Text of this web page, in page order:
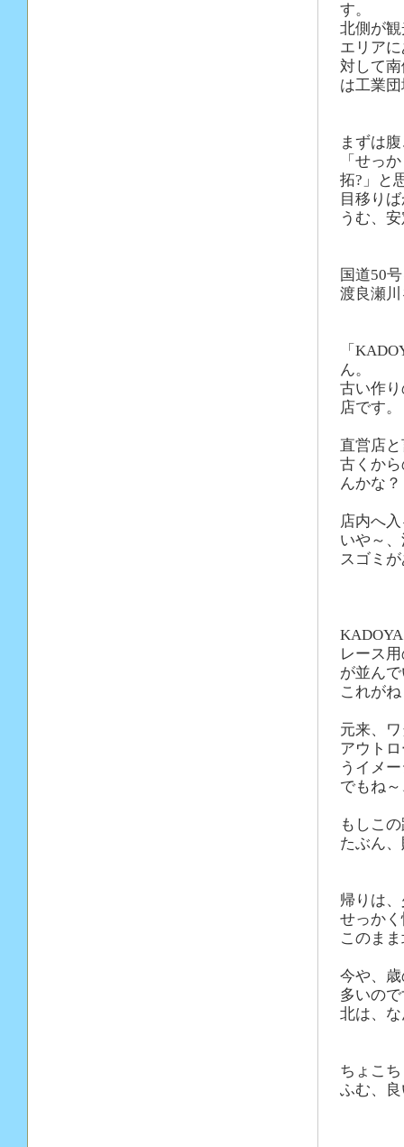
す。
北側が
エリア
対して
は工業
まずは
「せっ
拓?」と
目移り
うむ、
国道50
渡良瀬
「
ん。
古い作
店です。
直営店
古くか
んかな？
店内へ
いや～
スゴミ
レース
が並ん
これが
元来、
アウト
うイメ
でもね
もしこ
たぶん
帰りは
せっか
このま
今や、
多いの
北は、
ちょこ
ふむ、